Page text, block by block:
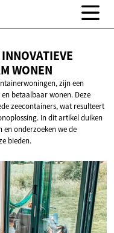
WONEN
zijn een
betaalbaar wonen. Deze
zeecontainers, wat resulteert
In dit artikel duiken
onderzoeken we de
bieden.